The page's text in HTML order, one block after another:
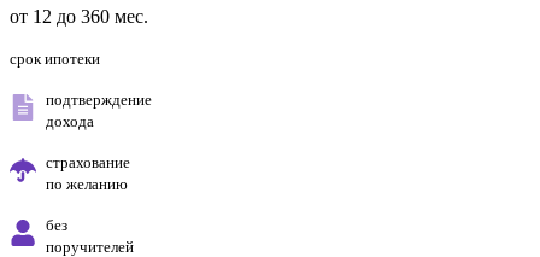
от 12 до 360 мес.
срок ипотеки
подтверждение
дохода
страхование
по желанию
без
поручителей